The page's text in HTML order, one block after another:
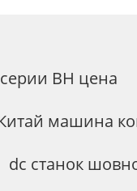
BH цена
машина
dc станок